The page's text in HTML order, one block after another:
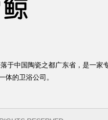
于中国陶瓷之都广东省，是一家
体的卫浴公司。